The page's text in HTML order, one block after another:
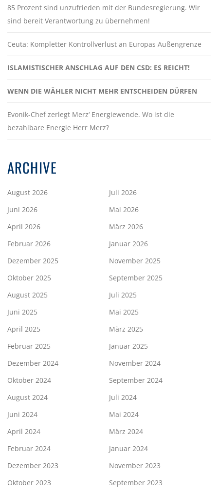
85 Prozent sind unzufrieden mit der Bundesregierung. Wir
sind bereit Verantwortung zu übernehmen!
Ceuta: Kompletter Kontrollverlust an Europas Außengrenze
ISLAMISTISCHER ANSCHLAG AUF DEN CSD: ES REICHT!
WENN DIE WÄHLER NICHT MEHR ENTSCHEIDEN DÜRFEN
Evonik-Chef zerlegt Merz‘ Energiewende. Wo ist die
bezahlbare Energie Herr Merz?
ARCHIVE
August 2026
Juli 2026
Juni 2026
Mai 2026
April 2026
März 2026
Februar 2026
Januar 2026
Dezember 2025
November 2025
Oktober 2025
September 2025
August 2025
Juli 2025
Juni 2025
Mai 2025
April 2025
März 2025
Februar 2025
Januar 2025
Dezember 2024
November 2024
Oktober 2024
September 2024
August 2024
Juli 2024
Juni 2024
Mai 2024
April 2024
März 2024
Februar 2024
Januar 2024
Dezember 2023
November 2023
Oktober 2023
September 2023